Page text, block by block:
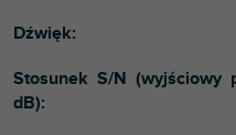
Dźwięk:
Stosunek S/N (wyjściowy
dB):